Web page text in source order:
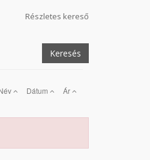
Részletes kereső
Keresés
Dátum Ár